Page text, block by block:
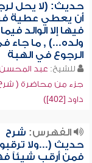
حديث: (لا يحل
أن يعطي عطية
فيها إلا الوالد
ولده...) , ما جاء
الرجوع في الهبة
للشيخ: عبد المحسن
جزء من محاضرة (
داود [402])
الفهرس: شرح
حديث (...ولا
فمن أرقب شيئاً